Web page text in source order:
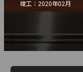
竣工：2020年02月